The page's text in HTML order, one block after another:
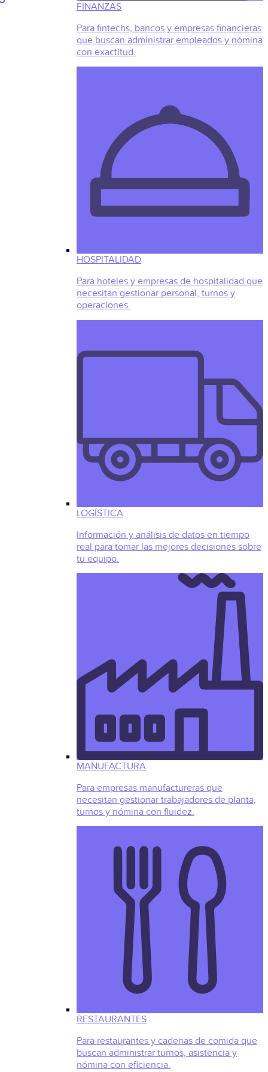
FINANZAS
Para fintechs, bancos y empresas financieras
que buscan administrar empleados y nómina
con exactitud.
HOSPITALIDAD
Para hoteles y empresas de hospitalidad que
necesitan gestionar personal, turnos y
operaciones.
LOGÍSTICA
Información y análisis de datos en tiempo
real para tomar las mejores decisiones sobre
tu equipo.
MANUFACTURA
Para empresas manufactureras que
necesitan gestionar trabajadores de planta,
turnos y nómina con fluidez.
RESTAURANTES
Para restaurantes y cadenas de comida que
buscan administrar turnos, asistencia y
nómina con eficiencia.